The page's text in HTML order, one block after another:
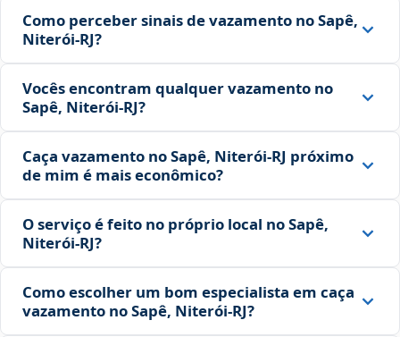
Como perceber sinais de vazamento no Sapê,
Niterói‑RJ?
Vocês encontram qualquer vazamento no
Sapê, Niterói‑RJ?
Caça vazamento no Sapê, Niterói‑RJ próximo
de mim é mais econômico?
O serviço é feito no próprio local no Sapê,
Niterói‑RJ?
Como escolher um bom especialista em caça
vazamento no Sapê, Niterói‑RJ?